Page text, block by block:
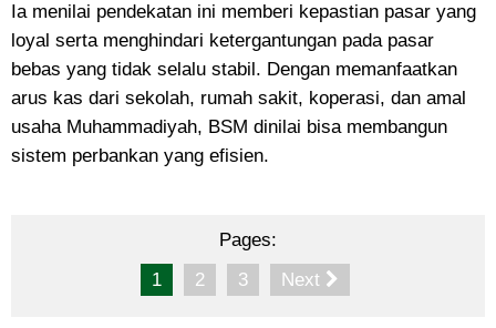
Ia menilai pendekatan ini memberi kepastian pasar yang
loyal serta menghindari ketergantungan pada pasar
bebas yang tidak selalu stabil. Dengan memanfaatkan
arus kas dari sekolah, rumah sakit, koperasi, dan amal
usaha Muhammadiyah, BSM dinilai bisa membangun
sistem perbankan yang efisien.
Pages:
1
2 3 Next